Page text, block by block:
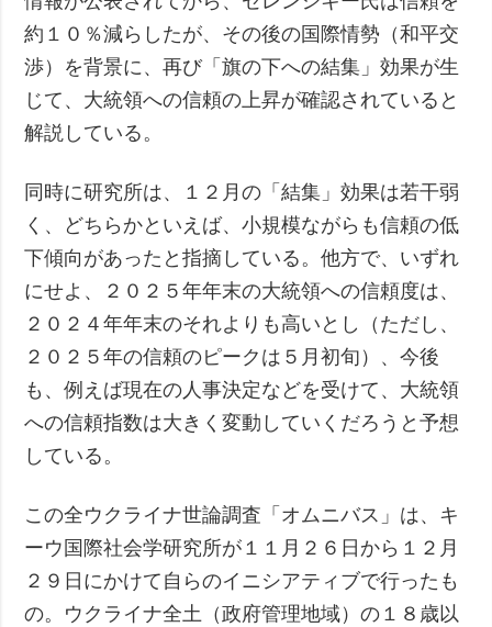
約１０％減らしたが、その後の国際情勢（和平交
渉）を背景に、再び「旗の下への結集」効果が生
じて、大統領への信頼の上昇が確認されていると
解説している。
同時に研究所は、１２月の「結集」効果は若干弱
く、どちらかといえば、小規模ながらも信頼の低
下傾向があったと指摘している。他方で、いずれ
にせよ、２０２５年年末の大統領への信頼度は、
２０２４年年末のそれよりも高いとし（ただし、
２０２５年の信頼のピークは５月初旬）、今後
も、例えば現在の人事決定などを受けて、大統領
への信頼指数は大きく変動していくだろうと予想
している。
この全ウクライナ世論調査「オムニバス」は、キ
ーウ国際社会学研究所が１１月２６日から１２月
２９日にかけて自らのイニシアティブで行ったも
の。ウクライナ全土（政府管理地域）の１８歳以